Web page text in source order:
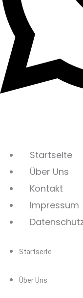
Startseite
Über Uns
Kontakt
Impressum
Startseite
Über Uns